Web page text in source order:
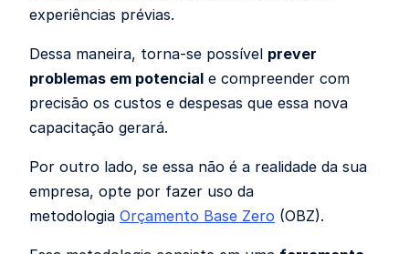
experiências prévias.
Dessa maneira, torna-se possível prever
problemas em potencial e compreender com
precisão os custos e despesas que essa nova
capacitação gerará.
Por outro lado, se essa não é a realidade da sua
empresa, opte por fazer uso da
metodologia Orçamento Base Zero (OBZ).